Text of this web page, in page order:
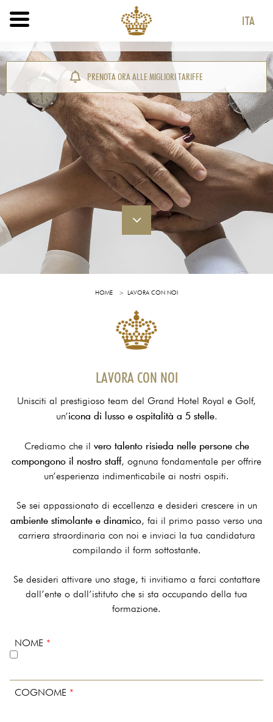
ITA
ENG
PRENOTA ORA ALLE MIGLIORI TARIFFE
HOME LAVORA CON NOI
LAVORA CON NOI
Unisciti al prestigioso team del Grand Hotel Royal e Golf,
un’icona di lusso e ospitalità a 5 stelle.
Crediamo che il vero talento risieda nelle persone che
compongono il nostro staff, ognuna fondamentale per offrire
un’esperienza indimenticabile ai nostri ospiti.
Se sei appassionato di eccellenza e desideri crescere in un
ambiente stimolante e dinamico, fai il primo passo verso una
carriera straordinaria con noi e inviaci la tua candidatura
compilando il form sottostante.
Se desideri attivare uno stage, ti invitiamo a farci contattare
dall’ente o dall’istituto che si sta occupando della tua
formazione.
NOME *
COGNOME *